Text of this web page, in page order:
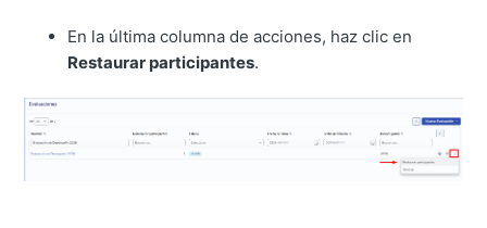
En la última columna de acciones, haz clic en
Restaurar participantes.